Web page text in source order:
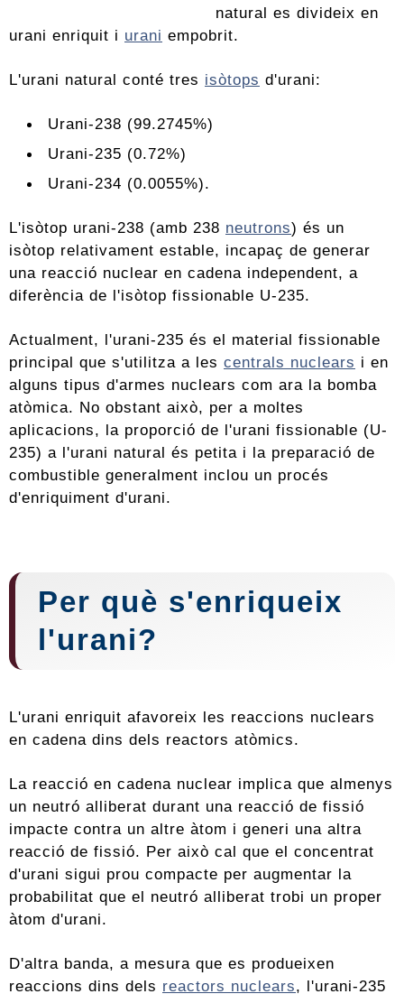
natural es divideix en
urani enriquit i urani empobrit.
L'urani natural conté tres isòtops d'urani:
Urani-238 (99.2745%)
Urani-235 (0.72%)
Urani-234 (0.0055%).
L'isòtop urani-238 (amb 238 neutrons) és un
isòtop relativament estable, incapaç de generar
una reacció nuclear en cadena independent, a
diferència de l'isòtop fissionable U-235.
Actualment, l'urani-235 és el material fissionable
principal que s'utilitza a les centrals nuclears i en
alguns tipus d'armes nuclears com ara la bomba
atòmica. No obstant això, per a moltes
aplicacions, la proporció de l'urani fissionable (U-
235) a l'urani natural és petita i la preparació de
combustible generalment inclou un procés
d'enriquiment d'urani.
Per què s'enriqueix
l'urani?
L'urani enriquit afavoreix les reaccions nuclears
en cadena dins dels reactors atòmics.
La reacció en cadena nuclear implica que almenys
un neutró alliberat durant una reacció de fissió
impacte contra un altre àtom i generi una altra
reacció de fissió. Per això cal que el concentrat
d'urani sigui prou compacte per augmentar la
probabilitat que el neutró alliberat trobi un proper
àtom d'urani.
D'altra banda, a mesura que es produeixen
reaccions dins dels reactors nuclears, l'urani-235